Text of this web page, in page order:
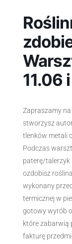
11.06
Zapraszamy
stworzysz
tlenków metali
Podczas
paterę/talerzyk
ozdobisz
wykonany
termicznej w
gotowy wyrób
które zabarwią
fakturę